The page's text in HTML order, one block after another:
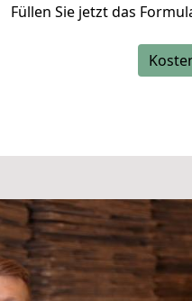
Füllen Sie jetzt das